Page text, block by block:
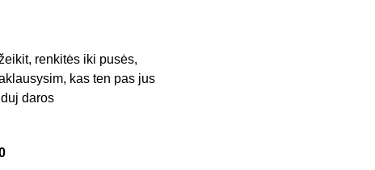
renkitės iki pusės,
kas ten pas jus
daros